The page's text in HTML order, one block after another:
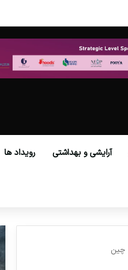
آرایشی و بهداشتی رویداد ها